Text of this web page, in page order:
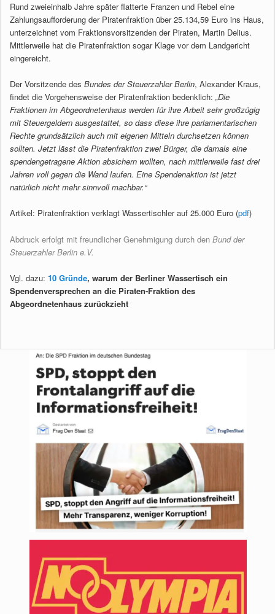
Rund zweieinhalb Jahre später flatterte Franzen und Rebel eine
Zahlungsaufforderung der Piratenfraktion über 25.134,59 Euro ins Haus,
unterzeichnet vom Fraktionsvorsitzenden der Piraten, Martin Delius.
Mittlerweile hat die Piratenfraktion sogar Klage vor dem Landgericht
eingereicht.
Der Vorsitzende des Bundes der Steuerzahler Berlin, Alexander Kraus,
findet die Vorgehensweise der Piratenfraktion bedenklich: „Die
Fraktionen im Abgeordnetenhaus werden für ihre Arbeit sehr großzügig
mit Steuergeldern ausgestattet, so dass diese ihre parlamentarischen
Rechte grundsätzlich auch mit eigenen Mitteln durchsetzen können
sollten. Jetzt lässt die Piratenfraktion zwei Bürger, die damals eine
spendengetragene Aktion absichern wollten, nach mittlerweile fast drei
Jahren voll gegen die Wand laufen. Eine Spendenaktion ist jetzt
natürlich nicht mehr sinnvoll machbar.“
Artikel: Piratenfraktion verklagt Wassertischler auf 25.000 Euro (pdf)
Abdruck erfolgt mit freundlicher Genehmigung durch den Bund der
Steuerzahler Berlin e.V.
Vgl. dazu: 10 Gründe, warum der Berliner Wassertisch ein
Spendenversprechen an die Piraten-Fraktion des
Abgeordnetenhaus zurückzieht